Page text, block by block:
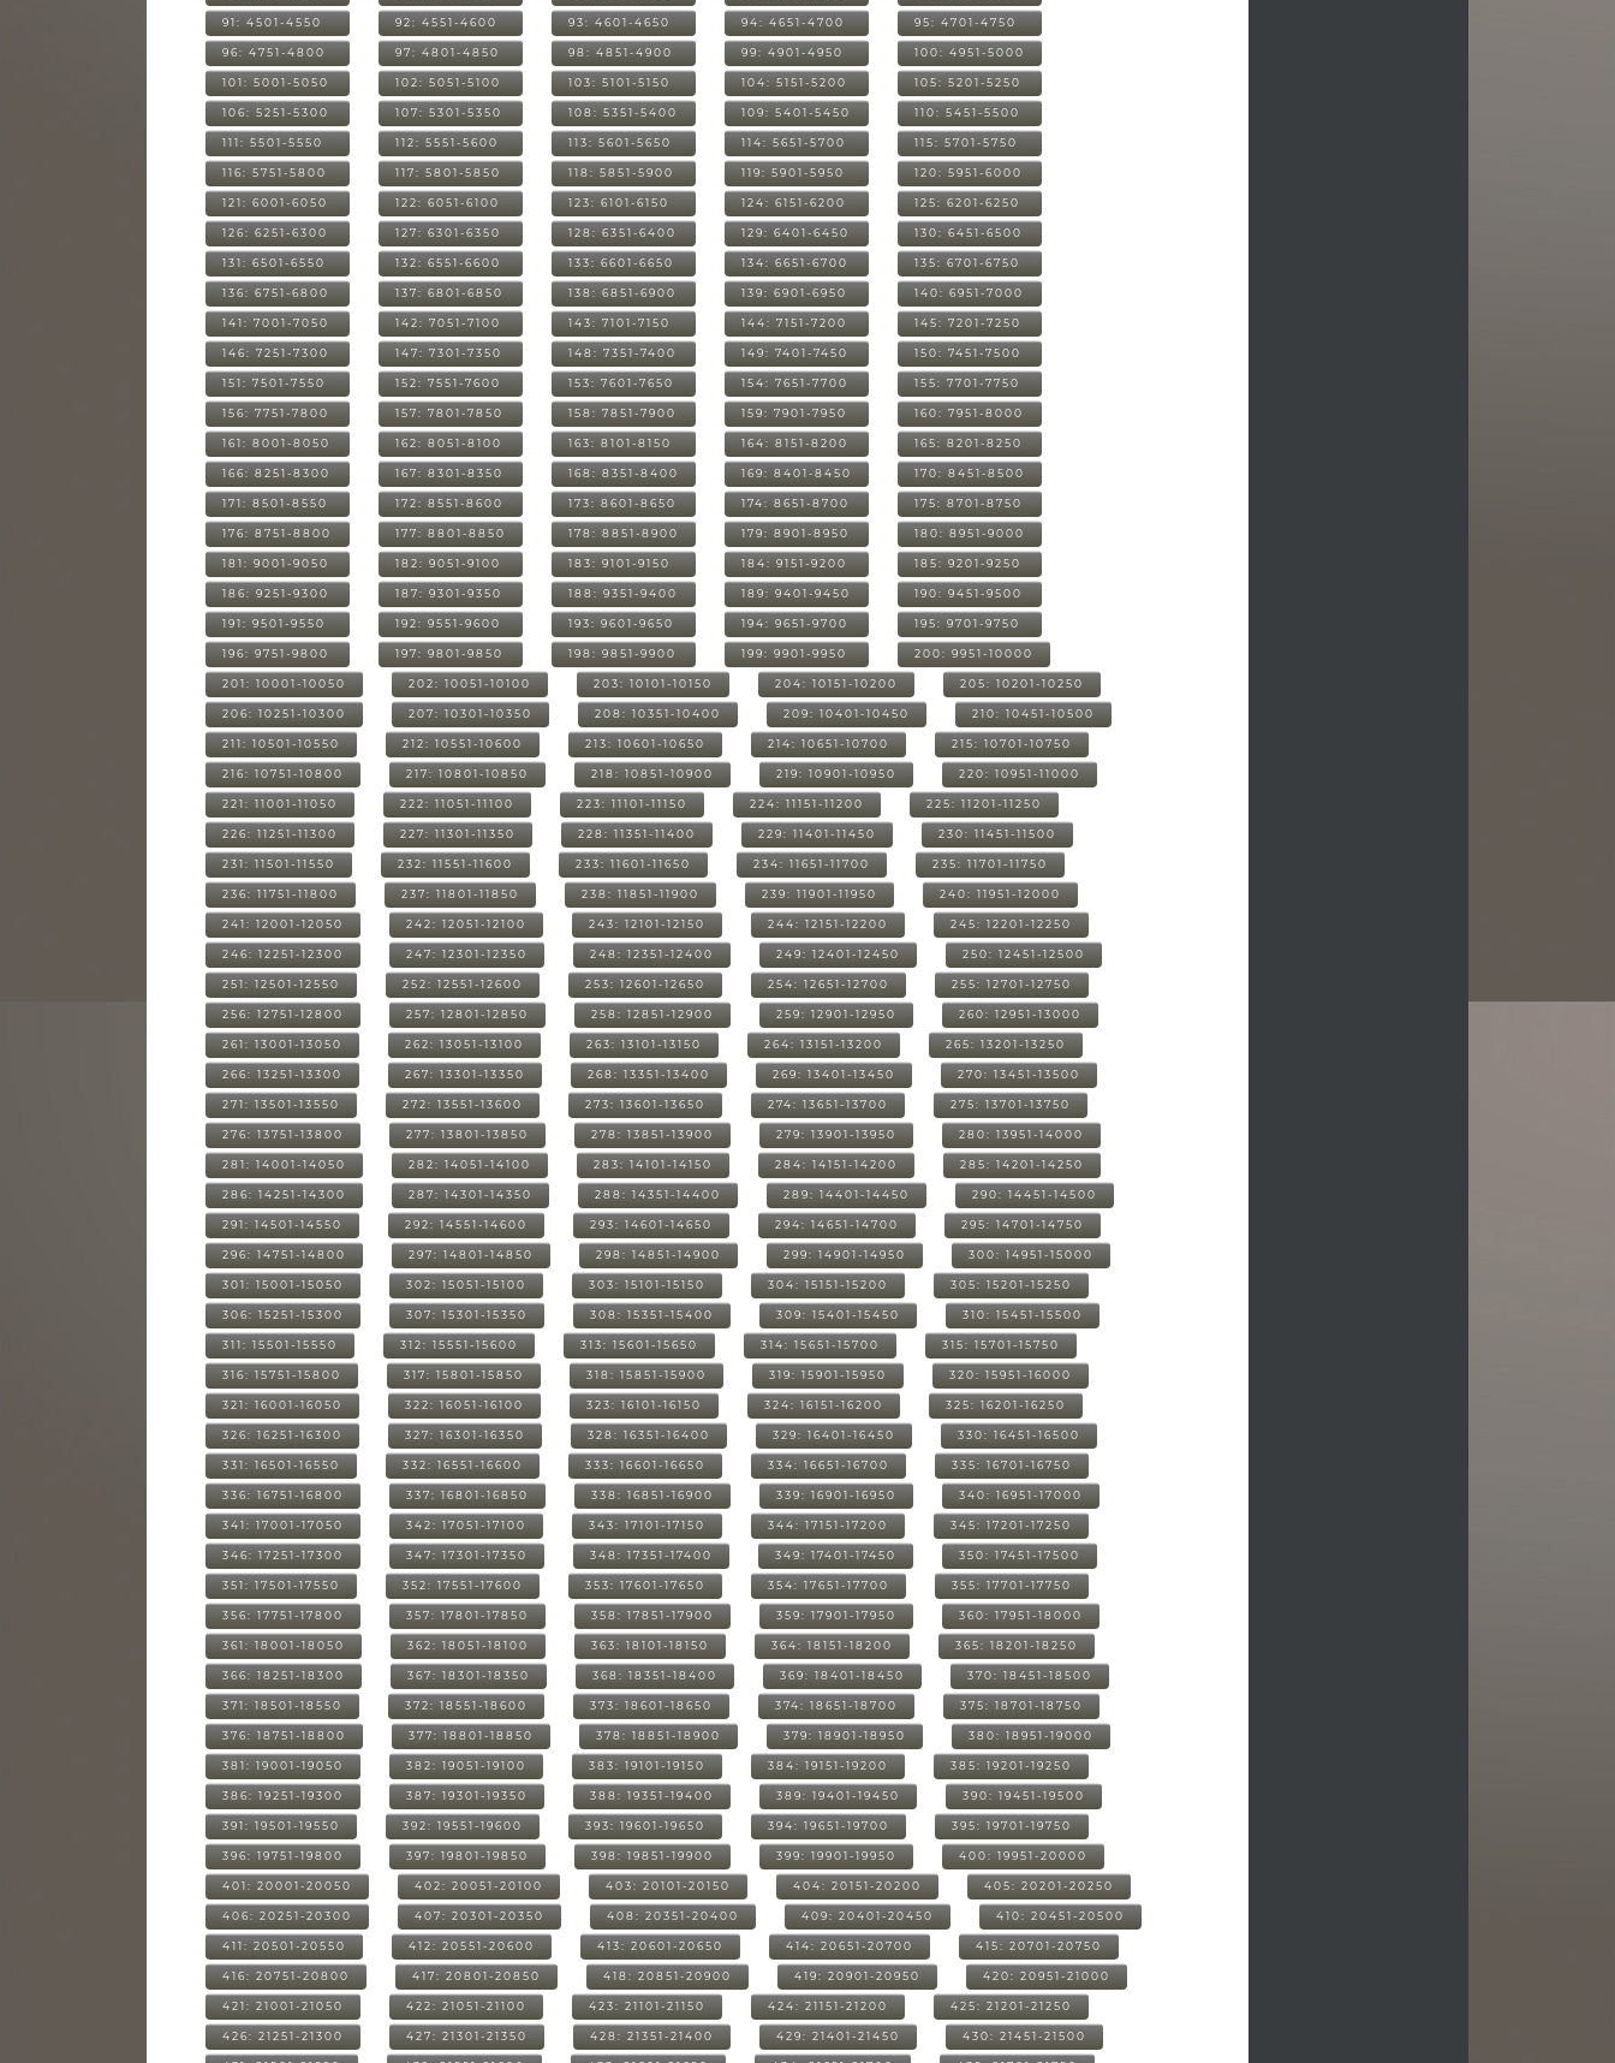
91: 4501-4550 92: 4551-4600 93: 4601-4650 94: 4651-4700 95: 4701-4750
96: 4751-4800 97: 4801-4850 98: 4851-4900 99: 4901-4950 100: 4951-5000
101: 5001-5050 102: 5051-5100 103: 5101-5150 104: 5151-5200 105: 5201-5250
106: 5251-5300 107: 5301-5350 108: 5351-5400 109: 5401-5450 110: 5451-5500
111: 5501-5550 112: 5551-5600 113: 5601-5650 114: 5651-5700 115: 5701-5750
116: 5751-5800 117: 5801-5850 118: 5851-5900 119: 5901-5950 120: 5951-6000
121: 6001-6050 122: 6051-6100 123: 6101-6150 124: 6151-6200 125: 6201-6250
126: 6251-6300 127: 6301-6350 128: 6351-6400 129: 6401-6450 130: 6451-6500
131: 6501-6550 132: 6551-6600 133: 6601-6650 134: 6651-6700 135: 6701-6750
136: 6751-6800 137: 6801-6850 138: 6851-6900 139: 6901-6950 140: 6951-7000
141: 7001-7050 142: 7051-7100 143: 7101-7150 144: 7151-7200 145: 7201-7250
146: 7251-7300 147: 7301-7350 148: 7351-7400 149: 7401-7450 150: 7451-7500
151: 7501-7550 152: 7551-7600 153: 7601-7650 154: 7651-7700 155: 7701-7750
156: 7751-7800 157: 7801-7850 158: 7851-7900 159: 7901-7950 160: 7951-8000
161: 8001-8050 162: 8051-8100 163: 8101-8150 164: 8151-8200 165: 8201-8250
166: 8251-8300 167: 8301-8350 168: 8351-8400 169: 8401-8450 170: 8451-8500
171: 8501-8550 172: 8551-8600 173: 8601-8650 174: 8651-8700 175: 8701-8750
176: 8751-8800 177: 8801-8850 178: 8851-8900 179: 8901-8950 180: 8951-9000
181: 9001-9050 182: 9051-9100 183: 9101-9150 184: 9151-9200 185: 9201-9250
186: 9251-9300 187: 9301-9350 188: 9351-9400 189: 9401-9450 190: 9451-9500
191: 9501-9550 192: 9551-9600 193: 9601-9650 194: 9651-9700 195: 9701-9750
196: 9751-9800 197: 9801-9850 198: 9851-9900 199: 9901-9950 200: 9951-10000
201: 10001-10050 202: 10051-10100 203: 10101-10150 204: 10151-10200 205: 10201-10250
206: 10251-10300 207: 10301-10350 208: 10351-10400 209: 10401-10450 210: 10451-10500
211: 10501-10550 212: 10551-10600 213: 10601-10650 214: 10651-10700 215: 10701-10750
216: 10751-10800 217: 10801-10850 218: 10851-10900 219: 10901-10950 220: 10951-11000
221: 11001-11050 222: 11051-11100 223: 11101-11150 224: 11151-11200 225: 11201-11250
226: 11251-11300 227: 11301-11350 228: 11351-11400 229: 11401-11450 230: 11451-11500
231: 11501-11550 232: 11551-11600 233: 11601-11650 234: 11651-11700 235: 11701-11750
236: 11751-11800 237: 11801-11850 238: 11851-11900 239: 11901-11950 240: 11951-12000
241: 12001-12050 242: 12051-12100 243: 12101-12150 244: 12151-12200 245: 12201-12250
246: 12251-12300 247: 12301-12350 248: 12351-12400 249: 12401-12450 250: 12451-12500
251: 12501-12550 252: 12551-12600 253: 12601-12650 254: 12651-12700 255: 12701-12750
256: 12751-12800 257: 12801-12850 258: 12851-12900 259: 12901-12950 260: 12951-13000
261: 13001-13050 262: 13051-13100 263: 13101-13150 264: 13151-13200 265: 13201-13250
266: 13251-13300 267: 13301-13350 268: 13351-13400 269: 13401-13450 270: 13451-13500
271: 13501-13550 272: 13551-13600 273: 13601-13650 274: 13651-13700 275: 13701-13750
276: 13751-13800 277: 13801-13850 278: 13851-13900 279: 13901-13950 280: 13951-14000
281: 14001-14050 282: 14051-14100 283: 14101-14150 284: 14151-14200 285: 14201-14250
286: 14251-14300 287: 14301-14350 288: 14351-14400 289: 14401-14450 290: 14451-14500
291: 14501-14550 292: 14551-14600 293: 14601-14650 294: 14651-14700 295: 14701-14750
296: 14751-14800 297: 14801-14850 298: 14851-14900 299: 14901-14950 300: 14951-15000
301: 15001-15050 302: 15051-15100 303: 15101-15150 304: 15151-15200 305: 15201-15250
306: 15251-15300 307: 15301-15350 308: 15351-15400 309: 15401-15450 310: 15451-15500
311: 15501-15550 312: 15551-15600 313: 15601-15650 314: 15651-15700 315: 15701-15750
316: 15751-15800 317: 15801-15850 318: 15851-15900 319: 15901-15950 320: 15951-16000
321: 16001-16050 322: 16051-16100 323: 16101-16150 324: 16151-16200 325: 16201-16250
326: 16251-16300 327: 16301-16350 328: 16351-16400 329: 16401-16450 330: 16451-16500
331: 16501-16550 332: 16551-16600 333: 16601-16650 334: 16651-16700 335: 16701-16750
336: 16751-16800 337: 16801-16850 338: 16851-16900 339: 16901-16950 340: 16951-17000
341: 17001-17050 342: 17051-17100 343: 17101-17150 344: 17151-17200 345: 17201-17250
346: 17251-17300 347: 17301-17350 348: 17351-17400 349: 17401-17450 350: 17451-17500
351: 17501-17550 352: 17551-17600 353: 17601-17650 354: 17651-17700 355: 17701-17750
356: 17751-17800 357: 17801-17850 358: 17851-17900 359: 17901-17950 360: 17951-18000
361: 18001-18050 362: 18051-18100 363: 18101-18150 364: 18151-18200 365: 18201-18250
366: 18251-18300 367: 18301-18350 368: 18351-18400 369: 18401-18450 370: 18451-18500
371: 18501-18550 372: 18551-18600 373: 18601-18650 374: 18651-18700 375: 18701-18750
376: 18751-18800 377: 18801-18850 378: 18851-18900 379: 18901-18950 380: 18951-19000
381: 19001-19050 382: 19051-19100 383: 19101-19150 384: 19151-19200 385: 19201-19250
386: 19251-19300 387: 19301-19350 388: 19351-19400 389: 19401-19450 390: 19451-19500
391: 19501-19550 392: 19551-19600 393: 19601-19650 394: 19651-19700 395: 19701-19750
396: 19751-19800 397: 19801-19850 398: 19851-19900 399: 19901-19950 400: 19951-20000
401: 20001-20050 402: 20051-20100 403: 20101-20150 404: 20151-20200 405: 20201-20250
406: 20251-20300 407: 20301-20350 408: 20351-20400 409: 20401-20450 410: 20451-20500
411: 20501-20550 412: 20551-20600 413: 20601-20650 414: 20651-20700 415: 20701-20750
416: 20751-20800 417: 20801-20850 418: 20851-20900 419: 20901-20950 420: 20951-21000
421: 21001-21050 422: 21051-21100 423: 21101-21150 424: 21151-21200 425: 21201-21250
426: 21251-21300 427: 21301-21350 428: 21351-21400 429: 21401-21450 430: 21451-21500